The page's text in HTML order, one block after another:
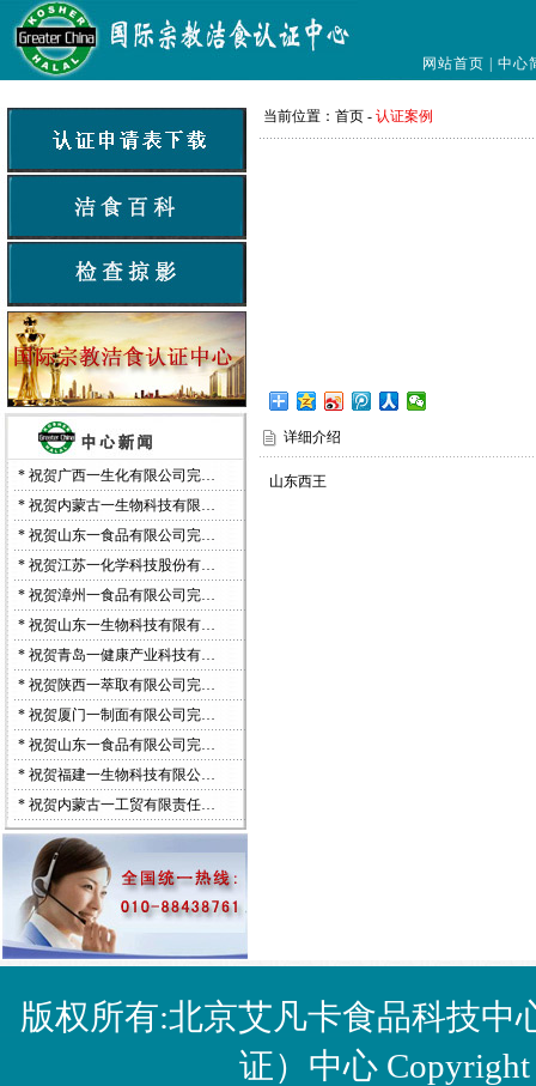
网站首页 |中心
* 祝贺广西一生化有限公司完…
* 祝贺内蒙古一生物科技有限…
* 祝贺山东一食品有限公司完…
* 祝贺江苏一化学科技股份有…
* 祝贺漳州一食品有限公司完…
* 祝贺山东一生物科技有限有…
* 祝贺青岛一健康产业科技有…
* 祝贺陕西一萃取有限公司完…
* 祝贺厦门一制面有限公司完…
* 祝贺山东一食品有限公司完…
* 祝贺福建一生物科技有限公…
* 祝贺内蒙古一工贸有限责任…
当前位置： 首页 - 认证案例
详细介绍
山东西王
版权所有:北京艾凡卡食品科技
证）中心